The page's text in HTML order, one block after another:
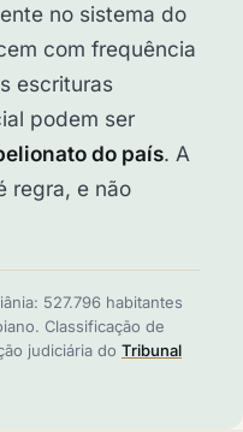
no sistema do
com frequência
escrituras
podem ser
do país. A
regra, e não
527.796 habitantes
Classificação de
judiciária do Tribunal